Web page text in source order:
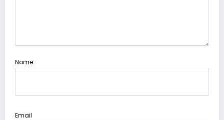
Nome
Email